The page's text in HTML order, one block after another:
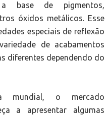
a base de pigmentos,
óxidos metálicos. Esse
especiais de reflexão
de acabamentos
diferentes dependendo do
mundial, o mercado
a apresentar algumas